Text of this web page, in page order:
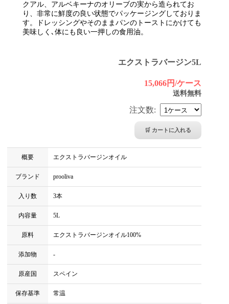
クアル、アルベキーナのオリーブの実から造られてお
り、非常に鮮度の良い状態でパッケージングしておりま
す。ドレッシングやそのままパンのトーストにかけても
美味しく､体にも良い一押しの食用油。
エクストラバージン5L
15,066円/ケース
送料無料
注文数:
概要 エクストラバージンオイル
ブランド prooliva
入り数 3本
内容量 5L
原料 エクストラバージンオイル100%
添加物 -
原産国 スペイン
保存基準 常温